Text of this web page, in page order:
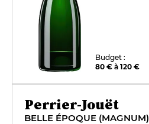
Budget :
80 € à 120 €
Perrier-Jouët
BELLE ÉPOQUE (MAGNUM)